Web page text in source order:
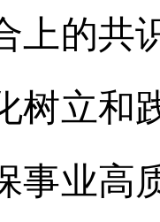
上的共
树立和
事业高